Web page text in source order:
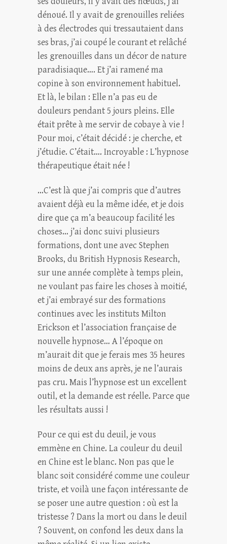
dénoué. Il y avait de grenouilles reliées
à des électrodes qui tressautaient dans
ses bras, j’ai coupé le courant et relâché
les grenouilles dans un décor de nature
paradisiaque…. Et j’ai ramené ma
copine à son environnement habituel.
Et là, le bilan : Elle n’a pas eu de
douleurs pendant 5 jours pleins. Elle
était prête à me servir de cobaye à vie !
Pour moi, c’était décidé : je cherche, et
j’étudie. C’était…. Incroyable : L’hypnose
thérapeutique était née !
…C’est là que j’ai compris que d’autres
avaient déjà eu la même idée, et je dois
dire que ça m’a beaucoup facilité les
choses… j’ai donc suivi plusieurs
formations, dont une avec Stephen
Brooks, du British Hypnosis Research,
sur une année complète à temps plein,
ne voulant pas faire les choses à moitié,
et j’ai embrayé sur des formations
continues avec les instituts Milton
Erickson et l’association française de
nouvelle hypnose… A l’époque on
m’aurait dit que je ferais mes 35 heures
moins de deux ans après, je ne l’aurais
pas cru. Mais l’hypnose est un excellent
outil, et la demande est réelle. Parce que
les résultats aussi !
Pour ce qui est du deuil, je vous
emmène en Chine. La couleur du deuil
en Chine est le blanc. Non pas que le
blanc soit considéré comme une couleur
triste, et voilà une façon intéressante de
se poser une autre question : où est la
tristesse ? Dans la mort ou dans le deuil
? Souvent, on confond les deux dans la